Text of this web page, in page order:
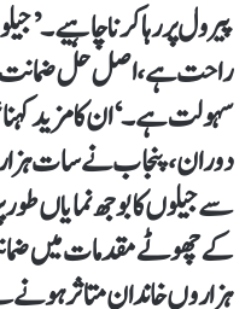
پیرول پر رہا کرنا چاہیے۔
راحت ہے، اصل حل ضمانت
دوران، پنجاب نے سات ہزار
سے جیلوں کا بوجھ نمایاں طور
کے چھوٹے مقدمات میں
ہزاروں خاندان متاثر